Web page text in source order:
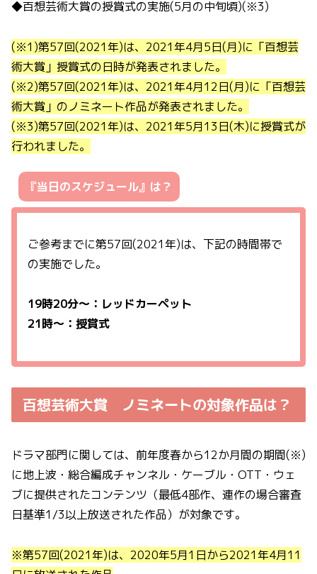
◆百想芸術大賞の授賞式の実施(5月の中旬頃)(※3)
(※1)第57回(2021年)は、2021年4月5日(月)に「百想芸
術大賞」授賞式の日時が発表されました。
(※2)第57回(2021年)は、2021年4月12日(月)に「百想芸
術大賞」のノミネート作品が発表されました。
(※3)第57回(2021年)は、2021年5月13日(木)に授賞式が
行われました。
『当日のスケジュール』は？
ご参考までに第57回(2021年)は、下記の時間帯で
の実施でした。
19時20分〜：レッドカーペット
21時〜：授賞式
百想芸術大賞 ノミネートの対象作品は？
ドラマ部門に関しては、前年度春から12か月間の期間(※)
に地上波・総合編成チャンネル・ケーブル・OTT・ウェ
ブに提供されたコンテンツ（最低4部作、連作の場合審査
日基準1/3以上放送された作品）が対象です。
※第57回(2021年)は、2020年5月1日から2021年4月11